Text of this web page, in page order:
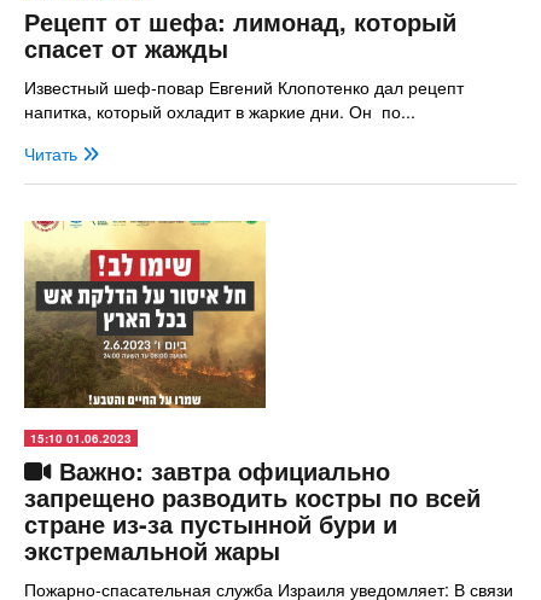
Рецепт от шефа: лимонад, который
спасет от жажды
Известный шеф-повар Евгений Клопотенко дал рецепт
напитка, который охладит в жаркие дни. Он по...
Читать
15:10 01.06.2023
Важно: завтра официально
запрещено разводить костры по всей
стране из-за пустынной бури и
экстремальной жары
Пожарно-спасательная служба Израиля уведомляет: В связи